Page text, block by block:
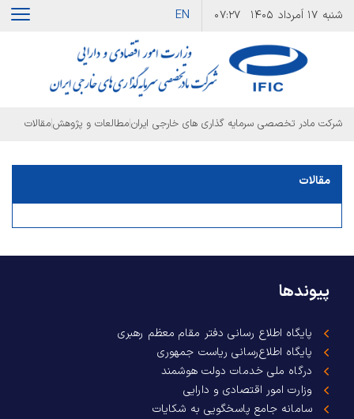
شنبه ۱۷ اَمرداد ۱۴۰۵ ۰۷:۲۷ EN
شرکت مادر تخصصی سرمایه گذاری های خارجی ایرانمطالعات و پژوهشمقالات
مقالات
پیوندها
پایگاه اطلاع رسانی دفتر مقام معظم رهبری
پایگاه اطلاع‌رسانی ریاست جمهوری
درگاه ملی خدمات دولت هوشمند
وزارت امور اقتصادی و دارایی
سامانه جامع پاسخگویی به شکایات